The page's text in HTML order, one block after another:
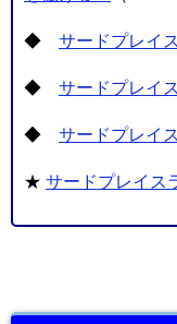
◆ サードプレイ
◆ サードプレイ
◆ サードプレイ
★ サードプレイス